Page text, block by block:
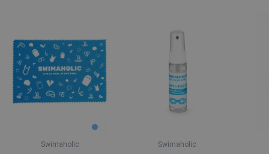
Swimaholic Swimaholic